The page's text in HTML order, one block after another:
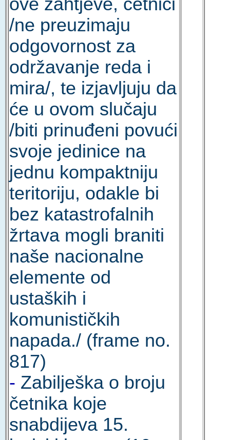
ove zahtjeve, četnici
/ne preuzimaju
odgovornost za
održavanje reda i
mira/, te izjavljuju da
će u ovom slučaju
/biti prinuđeni povući
svoje jedinice na
jednu kompaktniju
teritoriju, odakle bi
bez katastrofalnih
žrtava mogli braniti
naše nacionalne
elemente od
ustaških i
komunističkih
napada./ (frame no.
817)
- Zabilješka o broju
četnika koje
snabdijeva 15.